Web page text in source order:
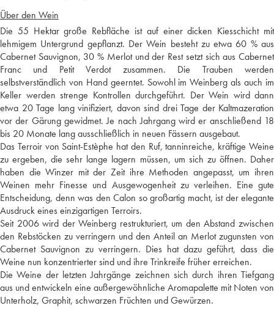
Über den Wein
Die 55 Hektar große Rebfläche ist auf einer dicken Kiesschicht mit
lehmigem Untergrund gepflanzt. Der Wein besteht zu etwa 60 % aus
Cabernet Sauvignon, 30 % Merlot und der Rest setzt sich aus Cabernet
Franc und Petit Verdot zusammen. Die Trauben werden
selbstverständlich von Hand geerntet. Sowohl im Weinberg als auch im
Keller werden strenge Kontrollen durchgeführt. Der Wein wird dann
etwa 20 Tage lang vinifiziert, davon sind drei Tage der Kaltmazeration
vor der Gärung gewidmet. Je nach Jahrgang wird er anschließend 18
bis 20 Monate lang ausschließlich in neuen Fässern ausgebaut.
Das Terroir von Saint-Estèphe hat den Ruf, tanninreiche, kräftige Weine
zu ergeben, die sehr lange lagern müssen, um sich zu öffnen. Daher
haben die Winzer mit der Zeit ihre Methoden angepasst, um ihren
Weinen mehr Finesse und Ausgewogenheit zu verleihen. Eine gute
Entscheidung, denn was den Calon so großartig macht, ist der elegante
Ausdruck eines einzigartigen Terroirs.
Seit 2006 wird der Weinberg restrukturiert, um den Abstand zwischen
den Rebstöcken zu verringern und den Anteil an Merlot zugunsten von
Cabernet Sauvignon zu verringern. Dies hat dazu geführt, dass die
Weine nun konzentrierter sind und ihre Trinkreife früher erreichen.
Die Weine der letzten Jahrgänge zeichnen sich durch ihren Tiefgang
aus und entwickeln eine außergewöhnliche Aromapalette mit Noten von
Unterholz, Graphit, schwarzen Früchten und Gewürzen.